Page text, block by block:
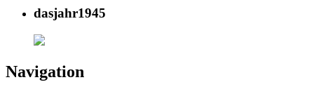
dasjahr1945
Navigation